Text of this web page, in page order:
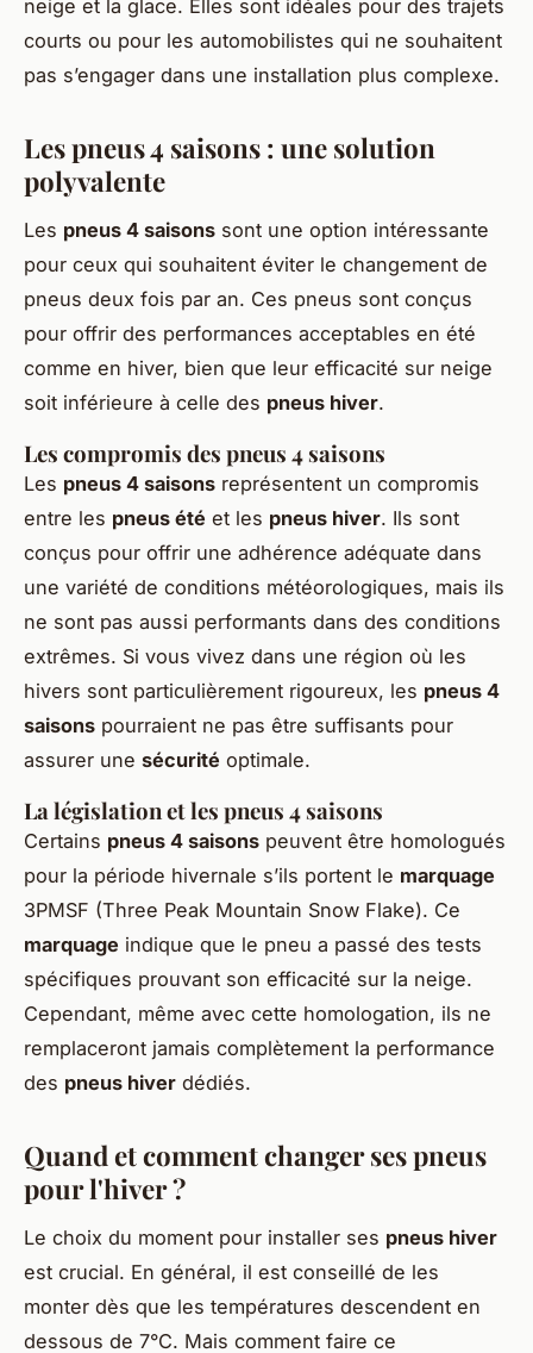
neige et la glace. Elles sont idéales pour des trajets
courts ou pour les automobilistes qui ne souhaitent
pas s’engager dans une installation plus complexe.
Les pneus 4 saisons : une solution
polyvalente
Les pneus 4 saisons sont une option intéressante
pour ceux qui souhaitent éviter le changement de
pneus deux fois par an. Ces pneus sont conçus
pour offrir des performances acceptables en été
comme en hiver, bien que leur efficacité sur neige
soit inférieure à celle des pneus hiver.
Les compromis des pneus 4 saisons
Les pneus 4 saisons représentent un compromis
entre les pneus été et les pneus hiver. Ils sont
conçus pour offrir une adhérence adéquate dans
une variété de conditions météorologiques, mais ils
ne sont pas aussi performants dans des conditions
extrêmes. Si vous vivez dans une région où les
hivers sont particulièrement rigoureux, les pneus 4
saisons pourraient ne pas être suffisants pour
assurer une sécurité optimale.
La législation et les pneus 4 saisons
Certains pneus 4 saisons peuvent être homologués
pour la période hivernale s’ils portent le marquage
3PMSF (Three Peak Mountain Snow Flake). Ce
marquage indique que le pneu a passé des tests
spécifiques prouvant son efficacité sur la neige.
Cependant, même avec cette homologation, ils ne
remplaceront jamais complètement la performance
des pneus hiver dédiés.
Quand et comment changer ses pneus
pour l'hiver ?
Le choix du moment pour installer ses pneus hiver
est crucial. En général, il est conseillé de les
monter dès que les températures descendent en
dessous de 7°C. Mais comment faire ce